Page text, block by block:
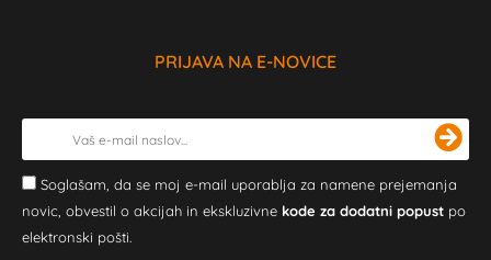
PRIJAVA NA E-NOVICE
Soglašam, da se moj e-mail uporablja za namene prejemanja
novic, obvestil o akcijah in ekskluzivne kode za dodatni popust po
elektronski pošti.